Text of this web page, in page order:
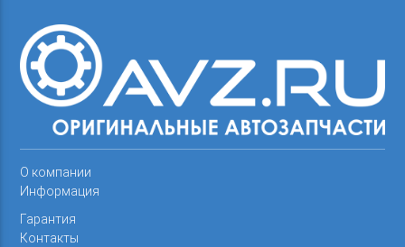
О компании
Информация
Гарантия
Контакты